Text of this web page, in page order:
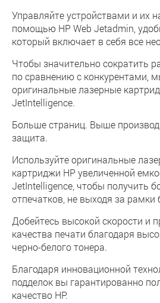
Управляйте устройствами и их
помощью HP Web Jetadmin,
который включает в себя все
Чтобы значительно сократить
по сравнению с конкурентами,
оригинальные лазерные
JetIntelligence.
Больше страниц. Выше
защита.
Используйте оригинальные
картриджи HP увеличенной
JetIntelligence, чтобы получить
отпечатков, не выходя за рамки
Добейтесь высокой скорости и
качества печати благодаря
черно-белого тонера.
Благодаря инновационной
подделок вы гарантированно
качество HP.